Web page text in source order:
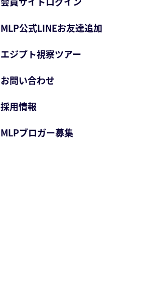
MLP公式LINEお友達追加
エジプト視察ツアー
お問い合わせ
採用情報
MLPブロガー募集